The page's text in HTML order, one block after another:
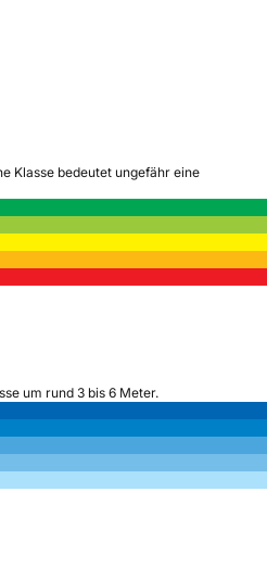
Klasse bedeutet ungefähr eine
um rund 3 bis 6 Meter.